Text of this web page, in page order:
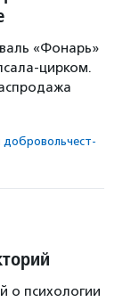
«Фонарь»
цирком.
доброволь­чест­
о психологии